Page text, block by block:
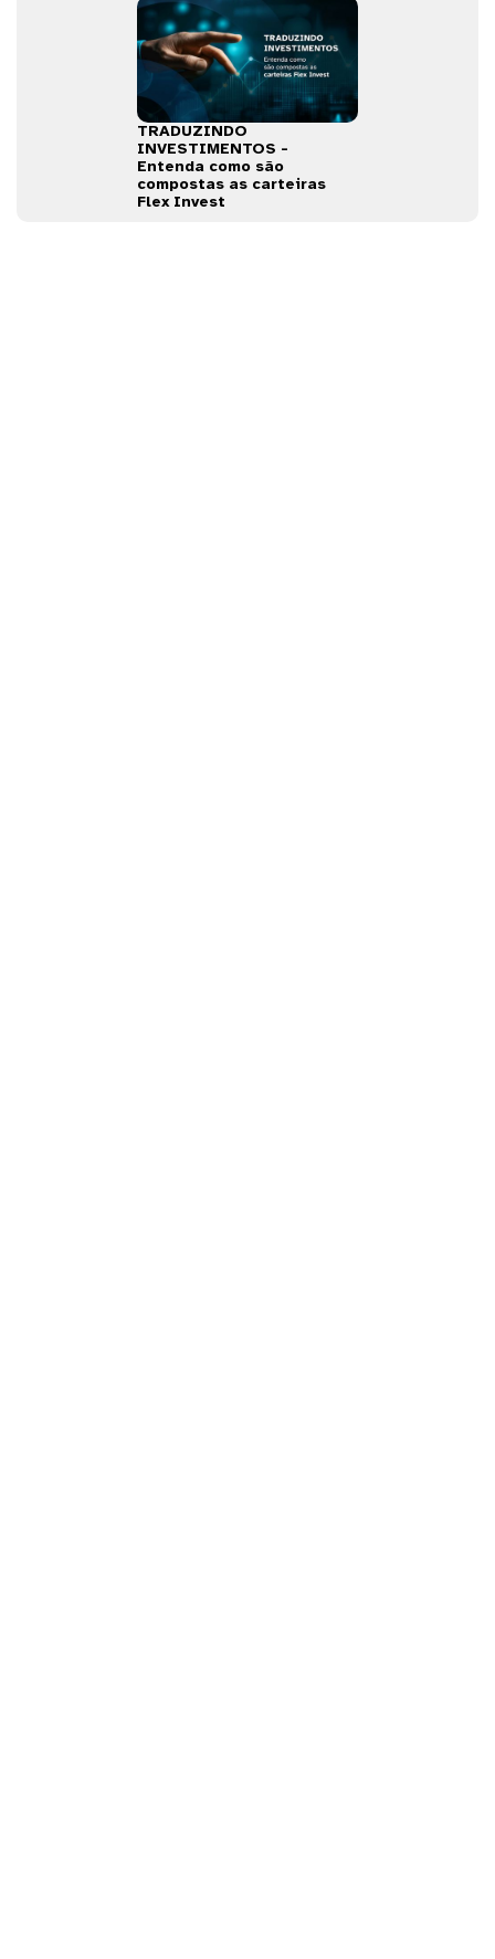
TRADUZINDO
INVESTIMENTOS -
Entenda como são
compostas as carteiras
Flex Invest